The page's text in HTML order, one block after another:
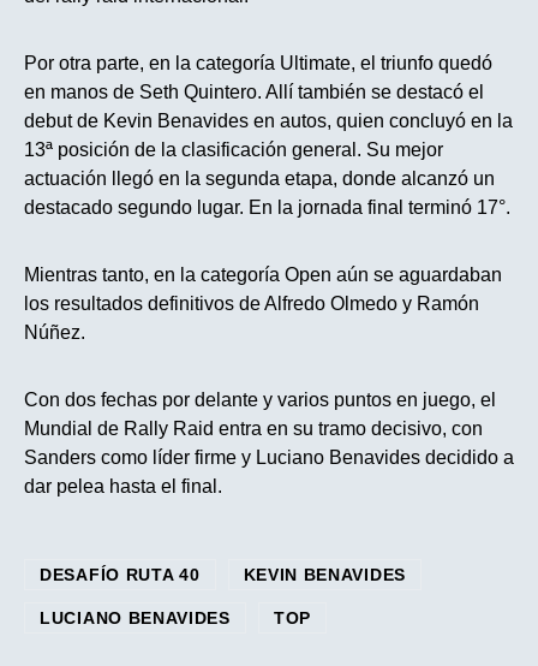
Por otra parte, en la categoría Ultimate, el triunfo quedó
en manos de Seth Quintero. Allí también se destacó el
debut de Kevin Benavides en autos, quien concluyó en la
13ª posición de la clasificación general. Su mejor
actuación llegó en la segunda etapa, donde alcanzó un
destacado segundo lugar. En la jornada final terminó 17°.
Mientras tanto, en la categoría Open aún se aguardaban
los resultados definitivos de Alfredo Olmedo y Ramón
Núñez.
Con dos fechas por delante y varios puntos en juego, el
Mundial de Rally Raid entra en su tramo decisivo, con
Sanders como líder firme y Luciano Benavides decidido a
dar pelea hasta el final.
DESAFÍO RUTA 40 KEVIN BENAVIDES
LUCIANO BENAVIDES TOP